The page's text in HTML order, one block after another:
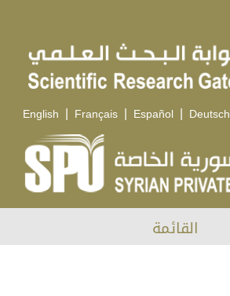
English | Français | Español | Deutsch
القائمة